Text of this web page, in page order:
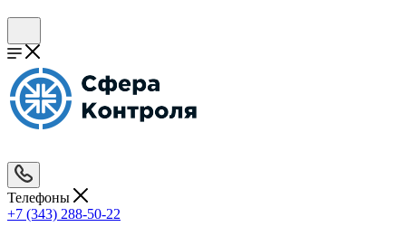
Телефоны
+7 (343) 288-50-22